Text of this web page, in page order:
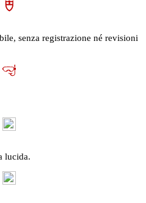
senza registrazione né revisioni
lucida.